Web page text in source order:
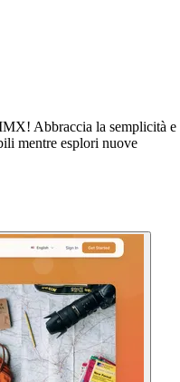
Abbraccia la semplicità e
mentre esplori nuove